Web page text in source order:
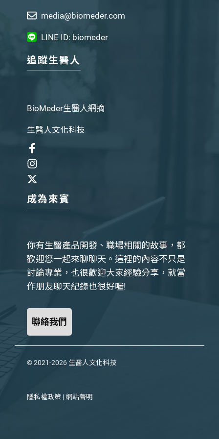
media@biomeder.com
LINE ID: biomeder
追蹤生醫人
BioMeder生醫人網摘
生醫人文化科技
成為來賓
你有生醫產品開發、職場相關的故事，都
歡迎您一起來聊聊天。這裡的內容不只是
討論專業，也很歡迎大家經驗分享，就當
作朋友聊天紀錄也很好喔!
聯絡我們
© 2021-2026 生醫人文化科技
隱私權政策 |網站聲明